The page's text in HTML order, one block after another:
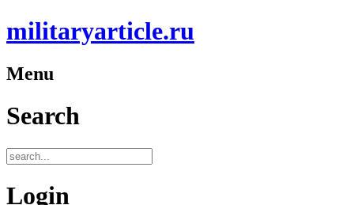
militaryarticle.ru
Menu
Search
Login